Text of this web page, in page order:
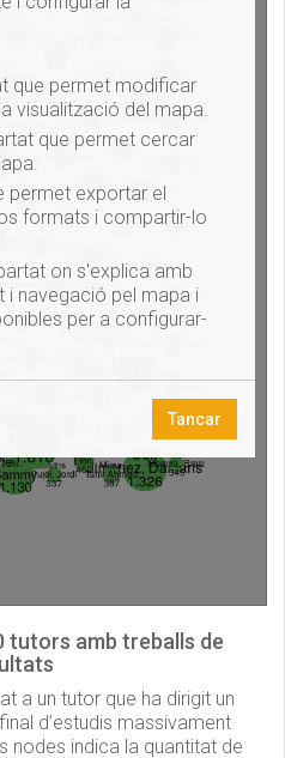
tutors amb treballs de
a un tutor que ha dirigit un
d’estudis massivament
nodes indica la quantitat de